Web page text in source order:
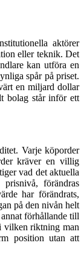
aktörer
eller teknik. Det
kan utföra en
spår på priset.
en miljard dollar
bolag står inför ett
Varje köporder
kräver en villig
vad det aktuella
förändras
har förändrats,
på den nivån helt
förhållande till
vilken riktning man
position utan att